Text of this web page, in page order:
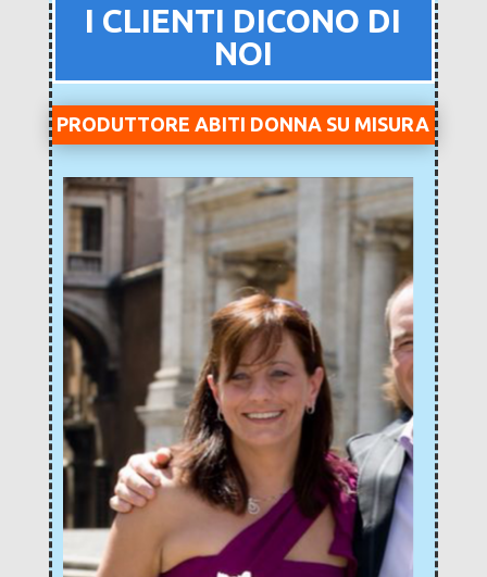
I CLIENTI DICONO DI
NOI
PRODUTTORE ABITI DONNA SU MISURA